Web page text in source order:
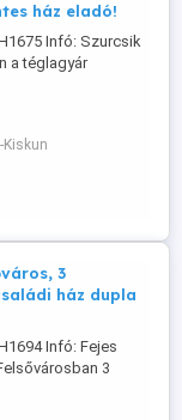
ház eladó!
Infó: Szurcsik
a téglagyár
úton, csendes
egy 77 m2-
ház, egy különálló
...
Kiskun
3
ház dupla
Infó: Fejes
3